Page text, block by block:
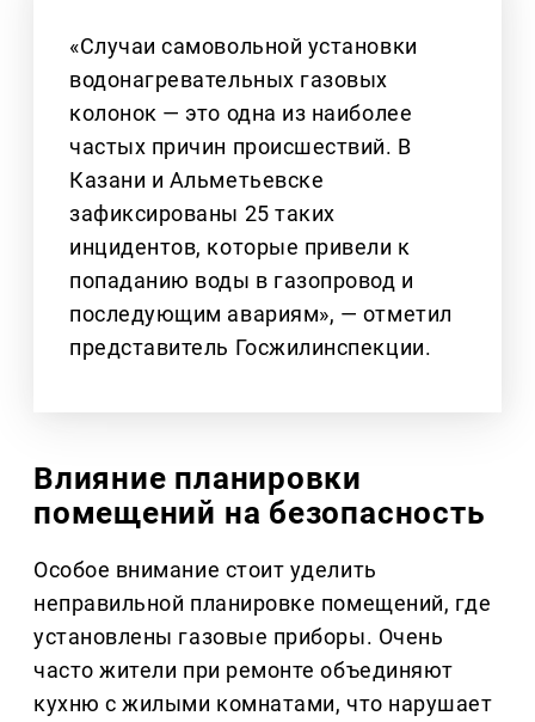
«Случаи самовольной установки
водонагревательных газовых
колонок — это одна из наиболее
частых причин происшествий. В
Казани и Альметьевске
зафиксированы 25 таких
инцидентов, которые привели к
попаданию воды в газопровод и
последующим авариям», — отметил
представитель Госжилинспекции.
Влияние планировки
помещений на безопасность
Особое внимание стоит уделить
неправильной планировке помещений, где
установлены газовые приборы. Очень
часто жители при ремонте объединяют
кухню с жилыми комнатами, что нарушает